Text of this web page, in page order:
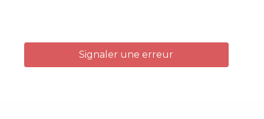
Signaler une erreur